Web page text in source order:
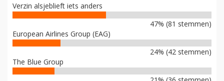
Verzin alsjeblieft iets anders
47% (81 stemmen)
European Airlines Group (EAG)
24% (42 stemmen)
The Blue Group